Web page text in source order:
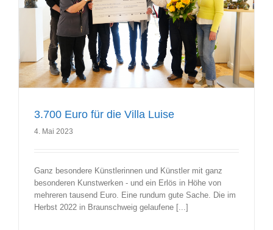
3.700 Euro für die Villa Luise
4. Mai 2023
Ganz besondere Künstlerinnen und Künstler mit ganz
besonderen Kunstwerken - und ein Erlös in Höhe von
mehreren tausend Euro. Eine rundum gute Sache. Die im
Herbst 2022 in Braunschweig gelaufene [...]